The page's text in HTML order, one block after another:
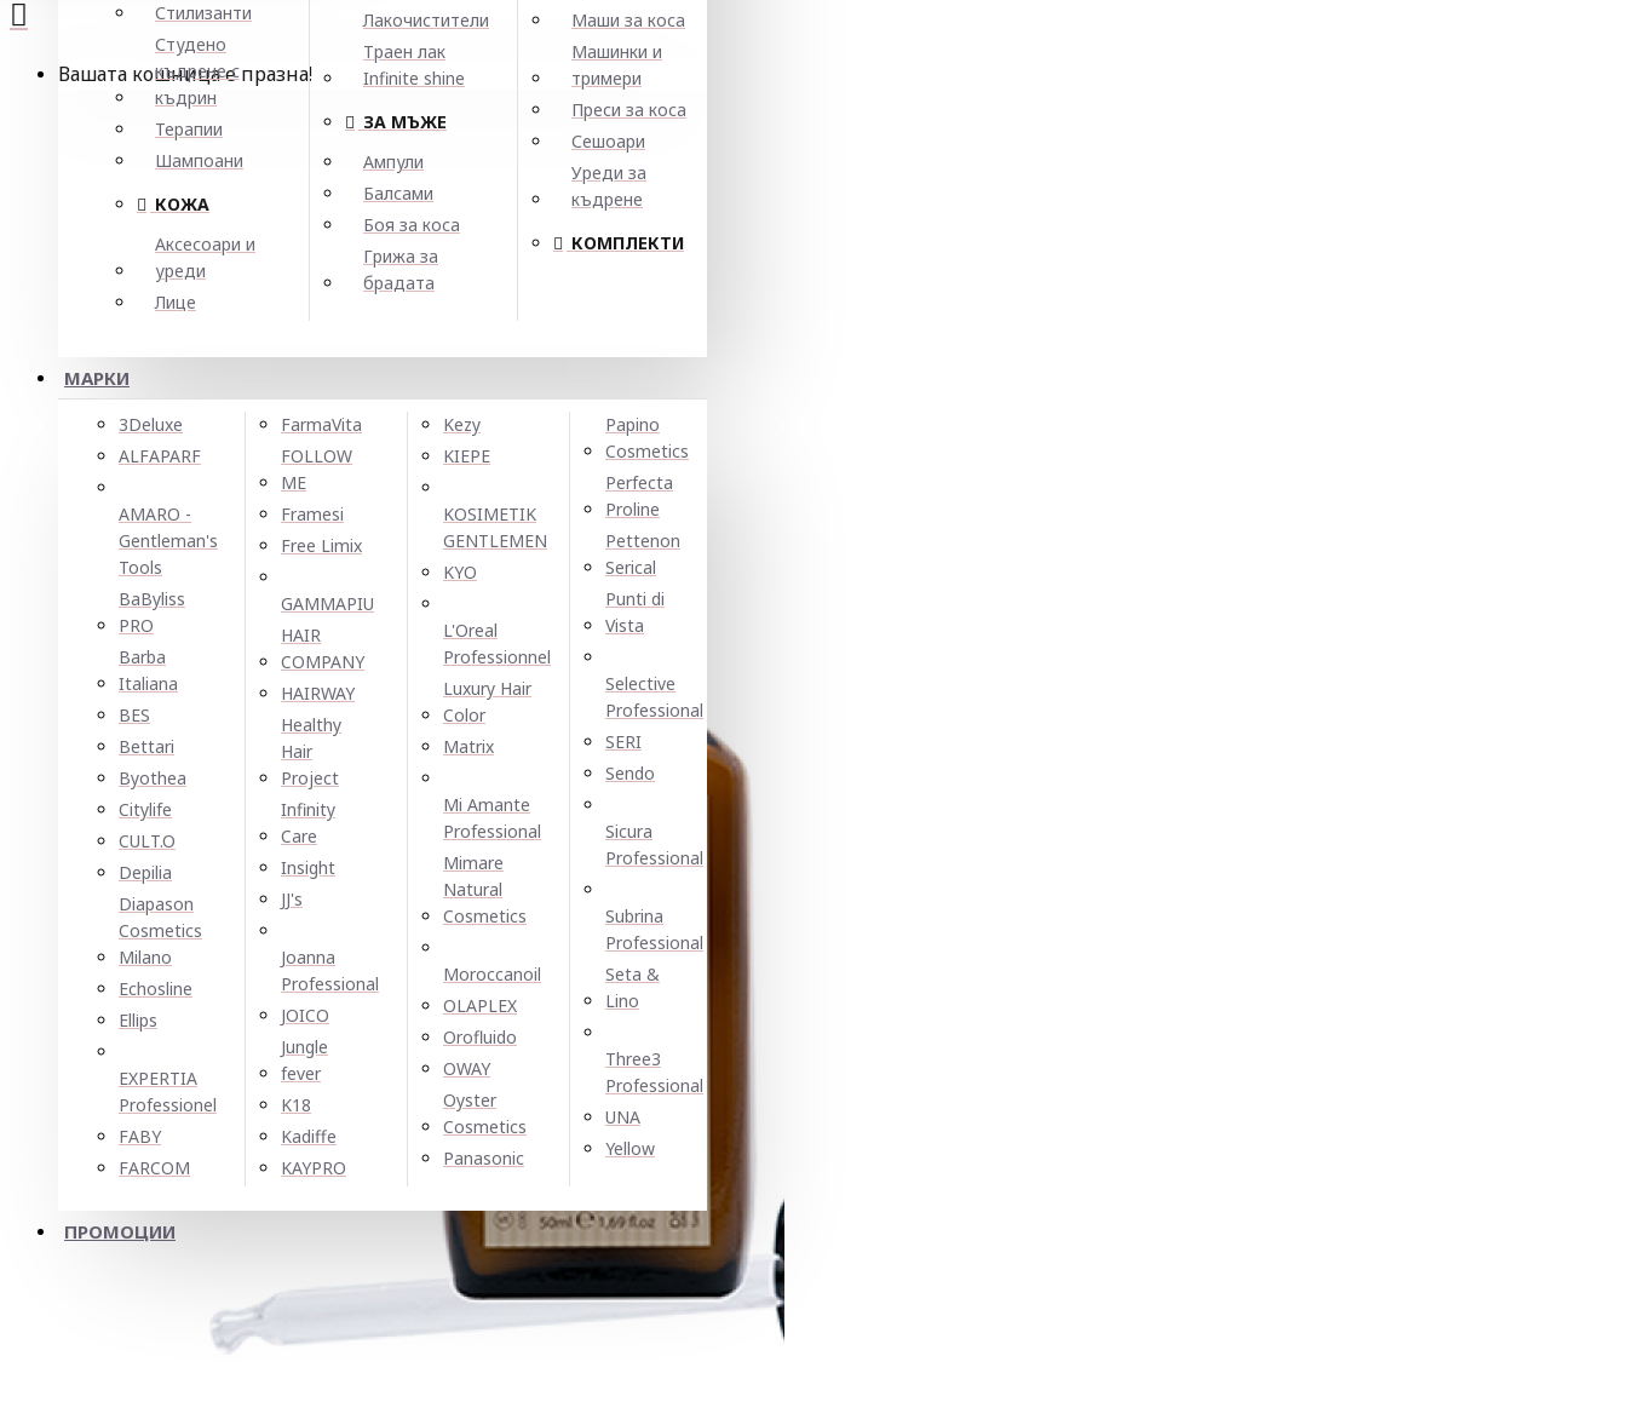
Стилизанти
Студено
къдрене с
къдрин
Терапии
Шампоани
КОЖА
Аксесоари и
уреди
Лице
Лакочистители
Траен лак
Infinite shine
ЗА МЪЖЕ
Ампули
Балсами
Боя за коса
Грижа за
брадата
Маши за коса
Машинки и
тримери
Преси за коса
Сешоари
Уреди за
къдрене
КОМПЛЕКТИ
МАРКИ
3Deluxe
ALFAPARF
AMARO -
Gentleman's
Tools
BaByliss
PRO
Barba
Italiana
BES
Bettari
Byothea
Citylife
CULT.O
Depilia
Diapason
Cosmetics
Milano
Echosline
Ellірѕ
EXPERTIA
Professionel
FABY
FARCOM
FarmaVita
FOLLOW
ME
Framesi
Free Limix
GAMMAPIU
HAIR
COMPANY
HAIRWAY
Healthy
Hair
Project
Infinity
Care
Insight
JJ's
Joanna
Professional
JOICO
Jungle
fever
K18
Kadiffe
KAYPRO
Kezy
KIEPE
KOSIMETIK
GENTLEMEN
KYO
L'Oreal
Professionnel
Luxury Hair
Color
Matrix
Mi Amante
Professional
Mimare
Natural
Cosmetics
Moroccanoil
OLAPLEX
Orofluido
OWAY
Oyster
Cosmetics
Panasonic
Papino
Cosmetics
Perfecta
Proline
Pettenon
Serical
Punti di
Vista
Selective
Professional
SERI
Sendo
Sicura
Professional
Subrina
Professional
Seta &
Lino
Three3
Professional
UNA
Yellow
ПРОМОЦИИ
Вашата кошница е празна!